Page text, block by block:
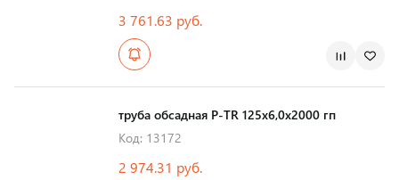
3 761.63 руб.
труба обсадная Р-TR 125х6,0х2000 гп
Код: 13172
2 974.31 руб.